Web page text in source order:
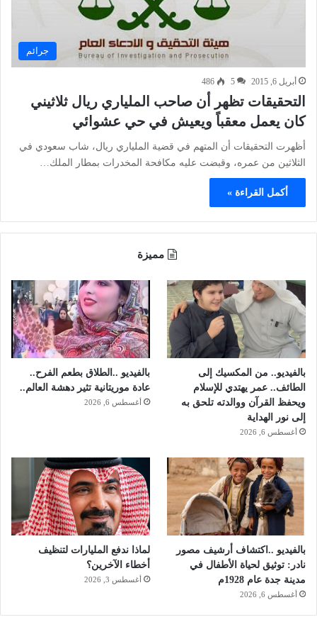
جرائم
أبريل 6, 2015 5
486
التحقيقات تظهر أن صاحب الملياري ريال ثلاثيني
كان يعمل معقباً ويعيش في حي عشوائي
أظهرت التحقيقات أن المتهم في قضية الملياري ريال، شاب سعودي في
الثلاثين من عمره، وقبضت عليه مكافحة المخدرات بمطار الملك…
أكمل القراءة »
مميزة
بالفيديو.. من المكسيك إلى
الطائف.. عمر يهتدي للإسلام
ويحفظ القرآن ووالدته تلحق به
إلى نور الهداية
أغسطس 6, 2026
بالفيديو ..الطلاق بطعم الفرح..
عادة موريتانية تثير دهشة العالم..
أغسطس 6, 2026
بالفيديو ..اكتشاف أرشيف مصور
نادر: توثيق لحياة الأطفال في
مدينة جدة عام 1928م
أغسطس 6, 2026
لماذا ندفع المليارات لتنظيف
أخطاء الآخرين؟
أغسطس 3, 2026